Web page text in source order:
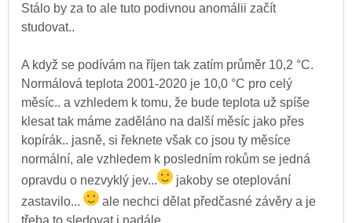
Stálo by za to ale tuto podivnou anomálii začít
studovat..
A když se podívám na říjen tak zatím průměr 10,2 °C.
Normálová teplota 2001-2020 je 10,0 °C pro celý
měsíc.. a vzhledem k tomu, že bude teplota už spíše
klesat tak máme zaděláno na další měsíc jako přes
kopírák.. jasně, si řeknete však co jsou ty měsíce
normální, ale vzhledem k posledním rokům se jedná
opravdu o nezvyklý jev...
jakoby se oteplování
zastavilo...
ale nechci dělat předčasné závěry a je
třeba to sledovat i nadále..